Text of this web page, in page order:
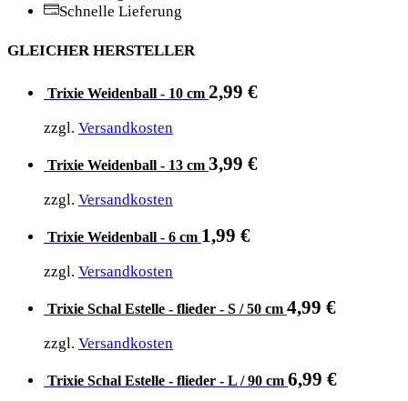
Schnelle Lieferung
GLEICHER HERSTELLER
Trixie Weidenball - 10 cm 2,99 €
zzgl. Versandkosten
Trixie Weidenball - 13 cm 3,99 €
zzgl. Versandkosten
Trixie Weidenball - 6 cm 1,99 €
zzgl. Versandkosten
Trixie Schal Estelle - flieder - S / 50 cm 4,99 €
zzgl. Versandkosten
Trixie Schal Estelle - flieder - L / 90 cm 6,99 €